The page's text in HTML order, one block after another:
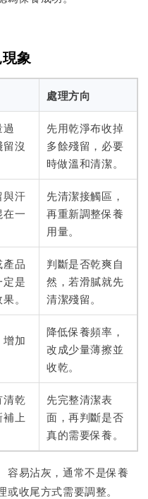
象
處理方向
沒
先用乾淨布收掉
多餘殘留，必要
時做溫和清潔。
與汗
在一
先清潔接觸區，
再重新調整保養
用量。
產品
定是
。
判斷是否乾爽自
然，若滑膩就先
清潔殘留。
增加
降低保養頻率，
改成少量薄擦並
收乾。
清乾
上
先完整清潔表
面，再判斷是否
真的需要保養。
容易沾灰，通常不是保養
收尾方式需要調整。